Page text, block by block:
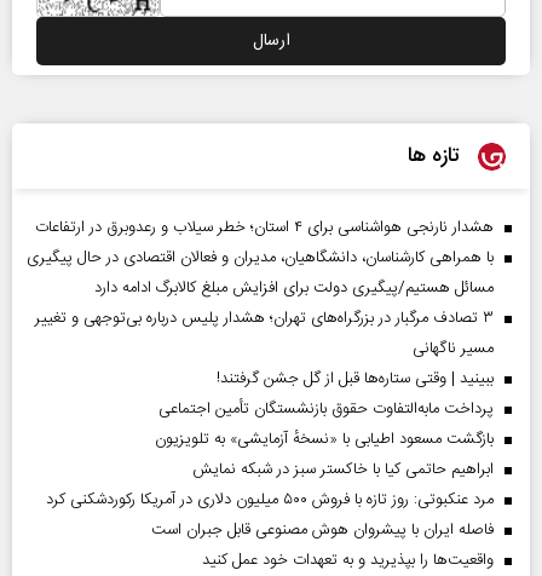
تازه ها
هشدار نارنجی هواشناسی برای ۴ استان؛ خطر سیلاب و رعدوبرق در ارتفاعات
با همراهی کارشناسان، دانشگاهیان، مدیران و فعالان اقتصادی در حال پیگیری
مسائل هستیم/پیگیری دولت برای افزایش مبلغ کالابرگ ادامه دارد
۳ تصادف مرگبار در بزرگراه‌های تهران؛ هشدار پلیس درباره بی‌توجهی و تغییر
مسیر ناگهانی
ببینید | وقتی ستاره‌ها قبل از گل جشن گرفتند!
پرداخت مابه‌التفاوت حقوق بازنشستگان تأمین اجتماعی
بازگشت مسعود اطیابی با «نسخهٔ آزمایشی» به تلویزیون
ابراهیم حاتمی کیا با خاکستر سبز در شبکه نمایش
مرد عنکبوتی: روز تازه با فروش ۵۰۰ میلیون دلاری در آمریکا رکوردشکنی کرد
فاصله ایران با پیشرو‌ان هوش مصنوعی قابل جبران است
واقعیت‌ها را بپذیرید و به تعهدات خود عمل کنید